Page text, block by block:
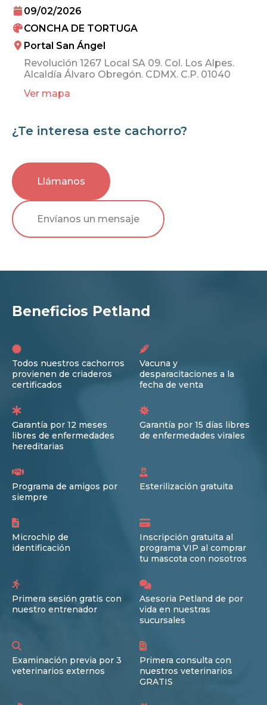
09/02/2026
CONCHA DE TORTUGA
Portal San Ángel
Revolución 1267 Local SA 09. Col. Los Alpes.
Alcaldía Álvaro Obregón. CDMX. C.P. 01040
Ver mapa
¿Te interesa este cachorro?
Llámanos
Envíanos un mensaje
Beneficios Petland
Todos nuestros cachorros
provienen de criaderos
certificados
Vacuna y
desparacitaciones a la
fecha de venta
Garantía por 12 meses
libres de enfermedades
hereditarias
Garantía por 15 días libres
de enfermedades virales
Programa de amigos por
siempre
Esterilización gratuita
Microchip de
identificación
Inscripción gratuita al
programa VIP al comprar
tu mascota con nosotros
Primera sesión gratis con
nuestro entrenador
Asesoria Petland de por
vida en nuestras
sucursales
Examinación previa por 3
veterinarios externos
Primera consulta con
nuestros veterinarios
GRATIS